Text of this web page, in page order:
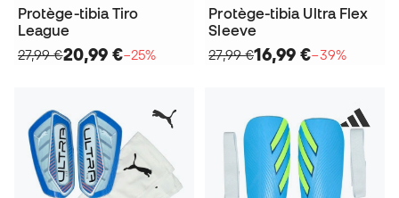
Protège-tibia Tiro
League
27,99 €20,99 €−25%
Protège-tibia Ultra Flex
Sleeve
27,99 €16,99 €−39%